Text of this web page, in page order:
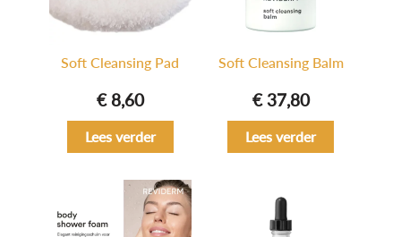
Soft Cleansing Pad
€8,60
Lees verder
Soft Cleansing Balm
€37,80
Lees verder